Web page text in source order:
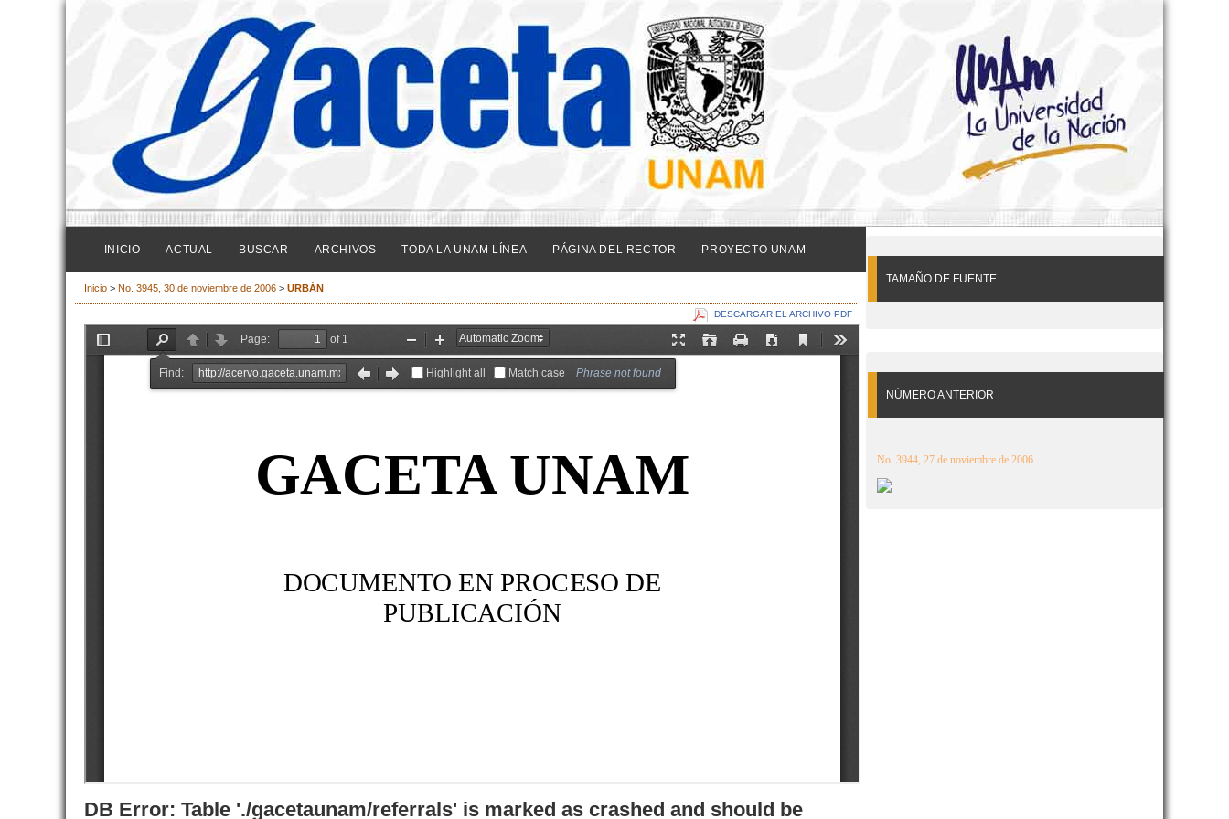
TAMAÑO DE FUENTE
NÚMERO ANTERIOR
No. 3944, 27 de noviembre de 2006
INICIO ACTUAL BUSCAR ARCHIVOS TODA LA UNAM LÍNEA PÁGINA DEL RECTOR PROYECTO UNAM
Inicio > No. 3945, 30 de noviembre de 2006 > URBÁN
DESCARGAR EL ARCHIVO PDF
DB Error: Table './gacetaunam/referrals' is marked as crashed and should be